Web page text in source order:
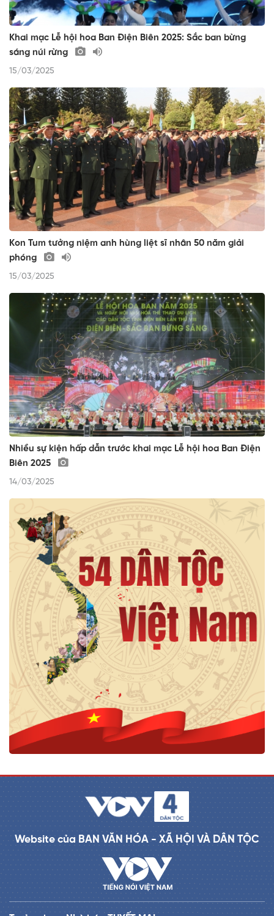
Khai mạc Lễ hội hoa Ban Điện Biên 2025: Sắc ban bừng
sáng núi rừng
15/03/2025
Kon Tum tưởng niệm anh hùng liệt sĩ nhân 50 năm giải
phóng
15/03/2025
Nhiều sự kiện hấp dẫn trước khai mạc Lễ hội hoa Ban Điện
Biên 2025
14/03/2025
Website của BAN VĂN HÓA - XÃ HỘI VÀ DÂN TỘC